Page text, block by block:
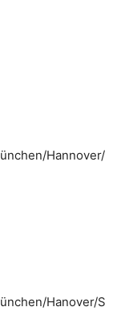
Hannover/
Hanover/S